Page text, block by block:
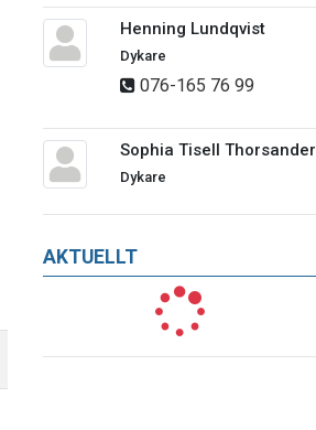
Henning Lundqvist
Dykare
076-165 76 99
Sophia Tisell Thorsander
Dykare
AKTUELLT